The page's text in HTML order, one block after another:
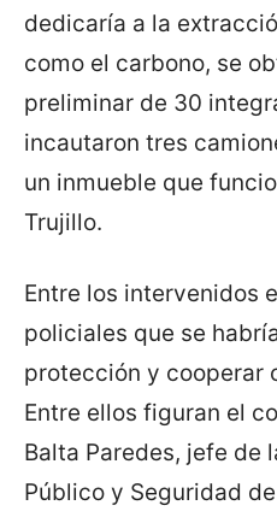
dedicaría a la
como el carbono, se
preliminar de 30
incautaron tres
un inmueble que
Trujillo.
Entre los intervenidos
policiales que se
protección y cooperar
Entre ellos figuran el
Balta Paredes, jefe de
Público y Seguridad